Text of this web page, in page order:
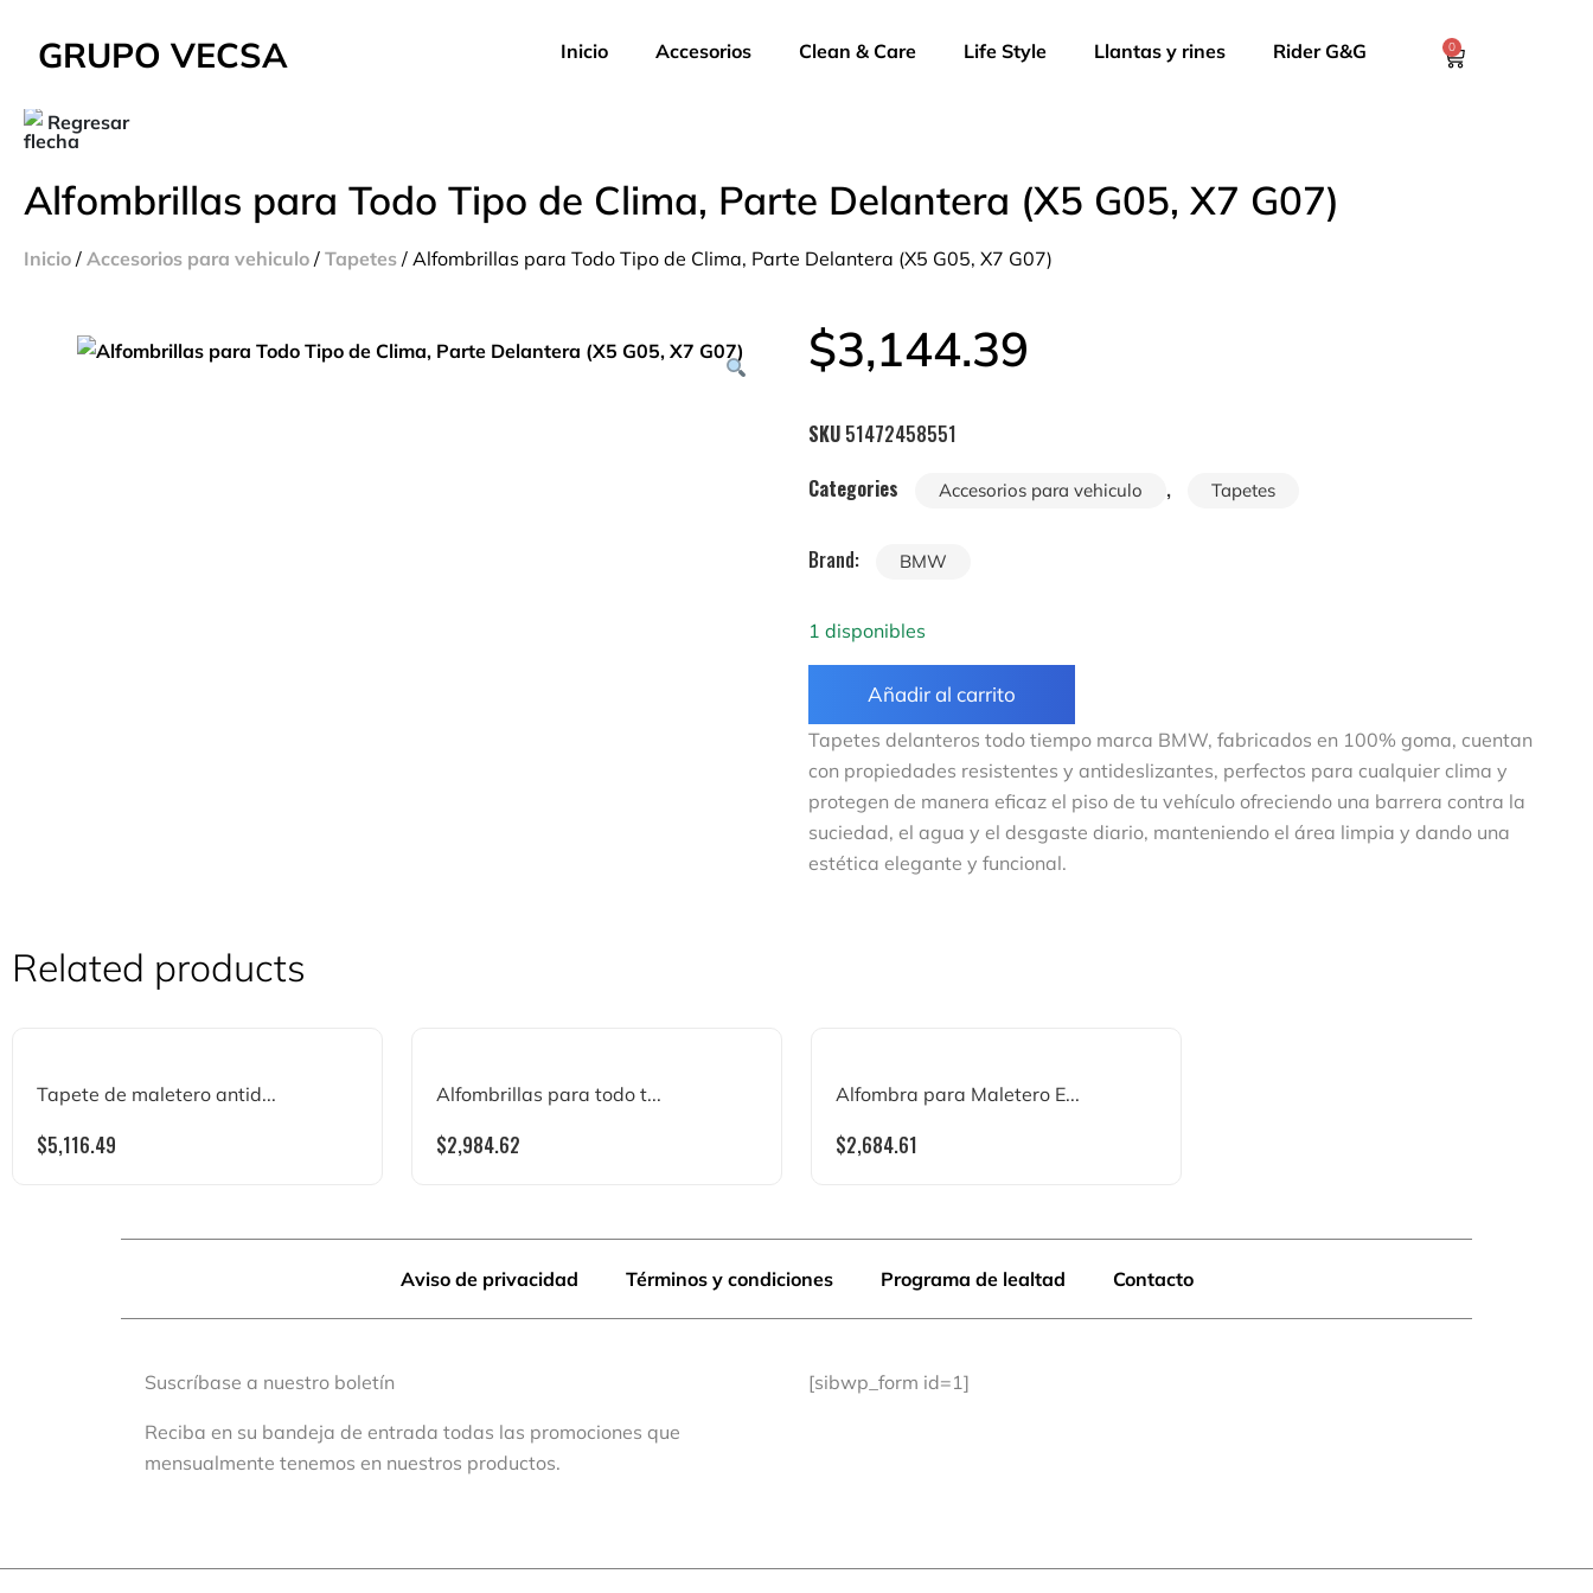
GRUPO VECSA Inicio Accesorios Clean & Care Life Style Llantas y rines Rider G&G 0
Regresar
Alfombrillas para Todo Tipo de Clima, Parte Delantera (X5 G05, X7 G07)
Inicio / Accesorios para vehiculo / Tapetes / Alfombrillas para Todo Tipo de Clima, Parte Delantera (X5 G05, X7 G07)
$3,144.39
SKU 51472458551
Categories
Accesorios para vehiculo , Tapetes
Brand: BMW
1 disponibles
Añadir al carrito
Tapetes delanteros todo tiempo marca BMW, fabricados en 100% goma, cuentan
con propiedades resistentes y antideslizantes, perfectos para cualquier clima y
protegen de manera eficaz el piso de tu vehículo ofreciendo una barrera contra la
suciedad, el agua y el desgaste diario, manteniendo el área limpia y dando una
estética elegante y funcional.
Related products
Tapete de maletero antid...
$5,116.49
Alfombrillas para todo t...
$2,984.62
Alfombra para Maletero E...
$2,684.61
Aviso de privacidad Términos y condiciones Programa de lealtad Contacto
Suscríbase a nuestro boletín
Reciba en su bandeja de entrada todas las promociones que
mensualmente tenemos en nuestros productos.
[sibwp_form id=1]